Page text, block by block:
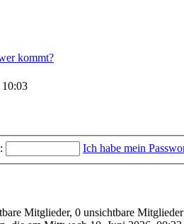
kommt?
10:03
Ich habe mein
Mitglieder, 0 unsichtbare